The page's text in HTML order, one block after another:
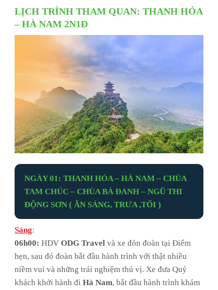
LỊCH TRÌNH THAM QUAN: THANH HÓA
– HÀ NAM 2N1Đ
NGÀY 01: THANH HÓA – HÀ NAM – CHÙA
TAM CHÚC – CHÙA BÀ ĐANH – NGŨ THI
ĐỘNG SƠN ( ĂN SÁNG, TRƯA ,TỐI )
Sáng:
06h00: HDV ODG Travel và xe đón đoàn tại Điểm
hẹn, sau đó đoàn bắt đầu hành trình với thật nhiều
niềm vui và những trải nghiệm thú vị. Xe đưa Quý
khách khởi hành đi Hà Nam, bắt đầu hành trình khám